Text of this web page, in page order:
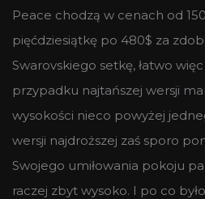
Peace chodzą w cenach od
pięćdziesiątkę po 480$ za
Swarovskiego setkę, łatwo
przypadku najtańszej wersji
wysokości nieco powyżej
wersji najdroższej zaś sporo
Swojego umiłowania pokoju
raczej zbyt wysoko. I po co